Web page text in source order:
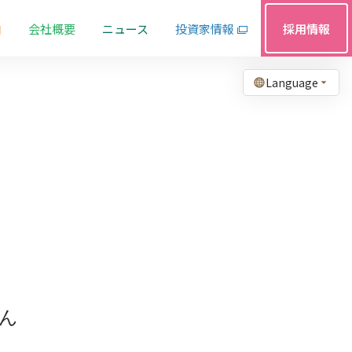
Language
会社概要 ニュース 投資家情報 採用情報